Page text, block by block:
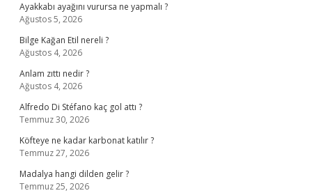
Ayakkabı ayağını vurursa ne yapmalı ?
Ağustos 5, 2026
Bilge Kağan Etil nereli ?
Ağustos 4, 2026
Anlam zıttı nedir ?
Ağustos 4, 2026
Alfredo Di Stéfano kaç gol attı ?
Temmuz 30, 2026
Köfteye ne kadar karbonat katılır ?
Temmuz 27, 2026
Madalya hangi dilden gelir ?
Temmuz 25, 2026